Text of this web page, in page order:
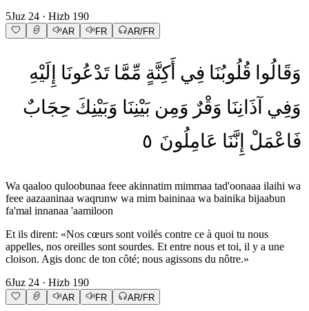
5Juz 24 · Hizb 190
AR FR AR/FR
وَقَالُوا قُلُوبُنَا فِي أَكِنَّةٍ مِّمَّا تَدْعُونَا
إِلَيْهِ
وَفِي آذَانِنَا وَقْرٌ وَمِن بَيْنِنَا وَبَيْنِكَ حِجَابٌ
فَاعْمَلْ إِنَّنَا عَامِلُونَ ٥
Wa qaaloo quloobunaa feee akinnatim mimmaa tad'oonaaa ilaihi wa
feee aazaaninaa waqrunw wa mim baininaa wa bainika bijaabun
fa'mal innanaa 'aamiloon
Et ils dirent: «Nos cœurs sont voilés contre ce à quoi tu nous
appelles, nos oreilles sont sourdes. Et entre nous et toi, il y a une
cloison. Agis donc de ton côté; nous agissons du nôtre.»
6Juz 24 · Hizb 190
AR FR AR/FR